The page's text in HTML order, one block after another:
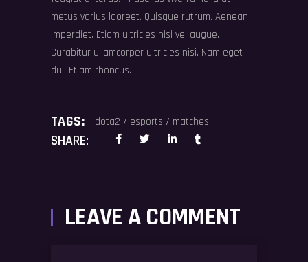
metus varius laoreet. Quisque rutrum. Aenean
imperdiet. Etiam ultricies nisi vel augue.
Curabitur ullamcorper ultricies nisi. Nam eget
dui. Etiam rhoncus.
TAGS: dota2 / esports / matches
SHARE:
LEAVE A COMMENT